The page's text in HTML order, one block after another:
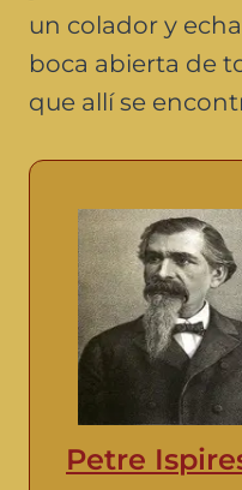
un colador y
boca abierta de
que allí se
Petre